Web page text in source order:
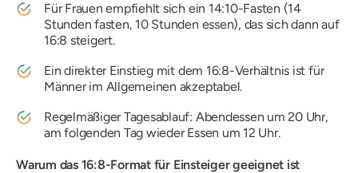
Für Frauen empfiehlt sich ein 14:10-Fasten (14
Stunden fasten, 10 Stunden essen), das sich dann auf
16:8 steigert.
Ein direkter Einstieg mit dem 16:8-Verhältnis ist für
Männer im Allgemeinen akzeptabel.
Regelmäßiger Tagesablauf: Abendessen um 20 Uhr,
am folgenden Tag wieder Essen um 12 Uhr.
Warum das 16:8-Format für Einsteiger geeignet ist